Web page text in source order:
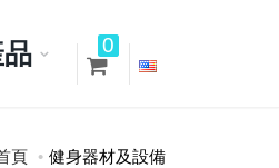
0
頁 健身器材及設備